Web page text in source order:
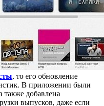
, то его обновление
В приложении были
добавлена
выпусков, даже если